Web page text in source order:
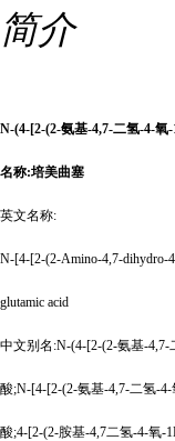
简介
N-(4-[2-(2-氨基-4,7-二氢-4-
名称:培美曲塞
英文名称:
N-[4-[2-(2-Amino-4,7-dihydro-
glutamic acid
中文别名 :N-(4-[2-(2-氨基-
酸;N-[4-[2-(2-氨基-4,7-二氢-
酸;4-[2-(2-胺基-4,7二氢-4-氧-